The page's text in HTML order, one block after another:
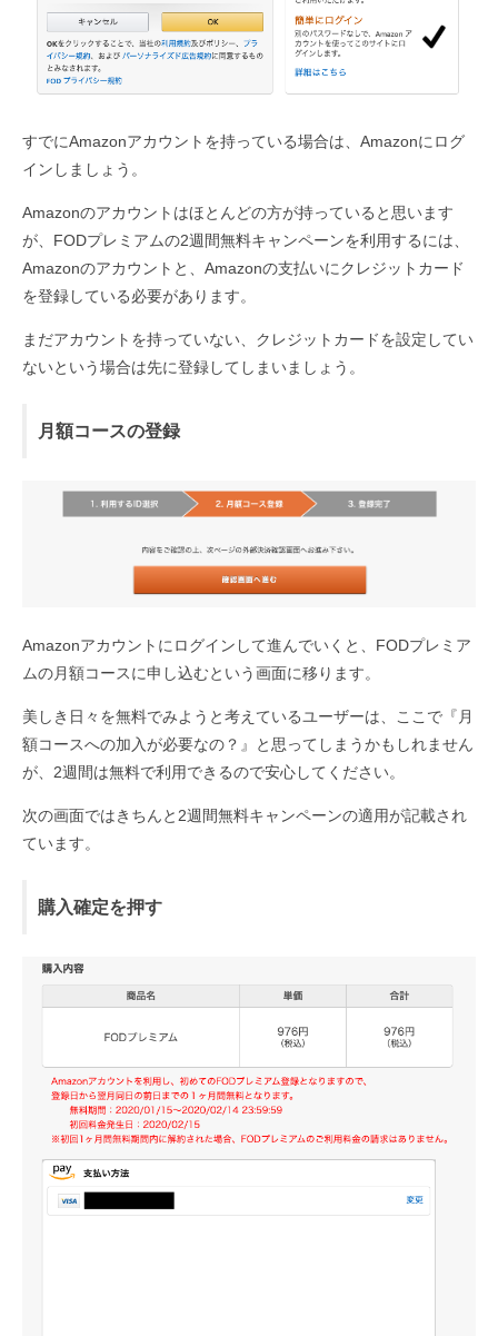
すでにAmazonアカウントを持っている場合は、Amazonにログ
インしましょう。
Amazonのアカウントはほとんどの方が持っていると思います
が、FODプレミアムの2週間無料キャンペーンを利用するには、
Amazonのアカウントと、Amazonの支払いにクレジットカード
を登録している必要があります。
まだアカウントを持っていない、クレジットカードを設定してい
ないという場合は先に登録してしまいましょう。
月額コースの登録
Amazonアカウントにログインして進んでいくと、FODプレミア
ムの月額コースに申し込むという画面に移ります。
美しき日々を無料でみようと考えているユーザーは、ここで『月
額コースへの加入が必要なの？』と思ってしまうかもしれません
が、2週間は無料で利用できるので安心してください。
次の画面ではきちんと2週間無料キャンペーンの適用が記載され
ています。
購入確定を押す